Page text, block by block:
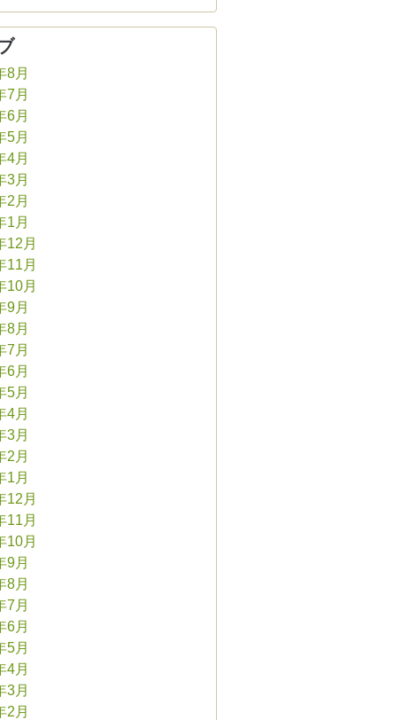
8月
7月
6月
5月
4月
3月
2月
1月
12月
11月
10月
9月
8月
7月
6月
5月
4月
3月
2月
1月
12月
11月
10月
9月
8月
7月
6月
5月
4月
3月
2月